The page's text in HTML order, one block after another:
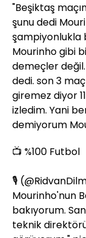
"Beşiktaş
şunu dedi
şampiyonlukla
Mourinho gibi
demeçler değil.
dedi. son 3
giremez diyor
izledim. Yani
demiyorum
📺 %100 Futbol
🎙️ (
Mourinho'nun
bakıyorum.
teknik